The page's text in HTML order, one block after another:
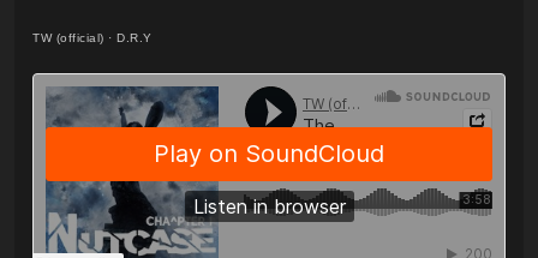
TW (official) · D.R.Y